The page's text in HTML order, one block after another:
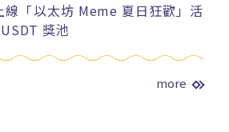
線「以太坊 Meme 夏日狂歡」活
獎池
more